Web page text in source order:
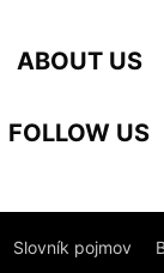
ABOUT US
FOLLOW US
Slovník pojmov